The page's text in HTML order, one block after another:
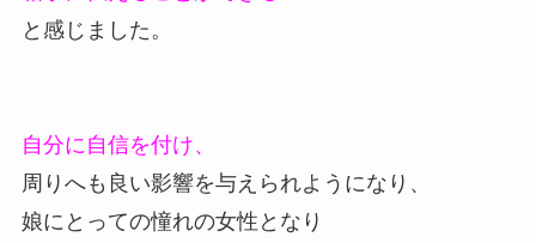
と感じました。
自分に自信を付け、
周りへも良い影響を与えられようになり、
娘にとっての憧れの女性となり